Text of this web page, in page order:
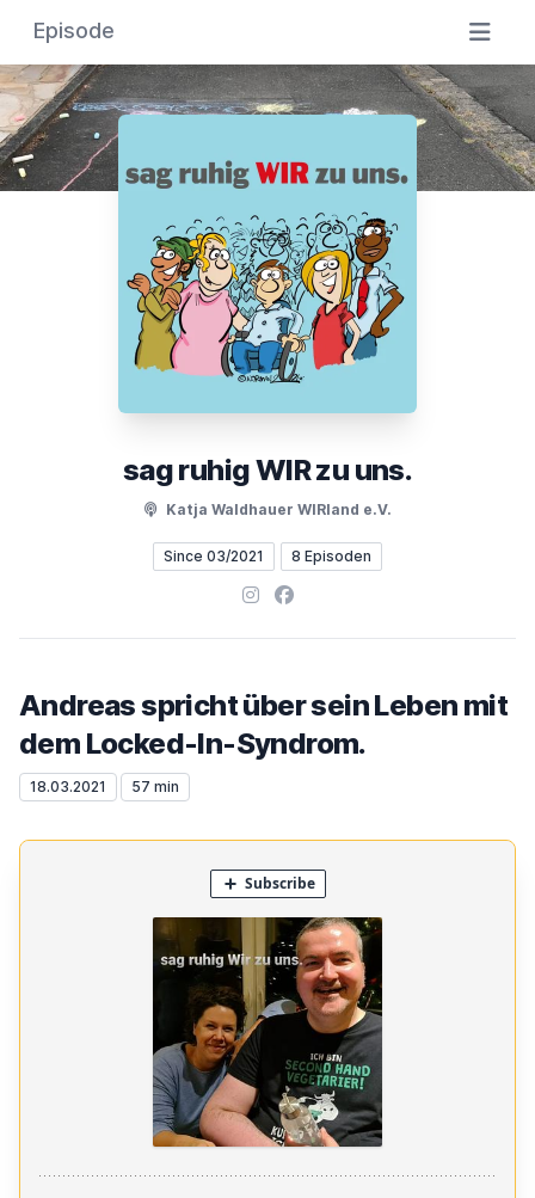
Episode
sag ruhig WIR zu uns.
Katja Waldhauer WIRland e.V.
Since 03/2021 8 Episoden
Instagram
Facebook
Andreas spricht über sein Leben mit
dem Locked-In-Syndrom.
18.03.2021 57 min